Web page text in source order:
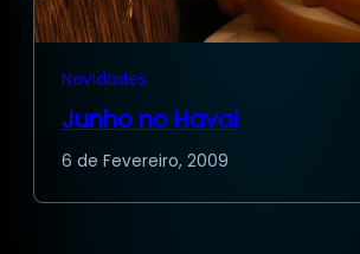
Novidades
Junho no Havai
6 de Fevereiro, 2009